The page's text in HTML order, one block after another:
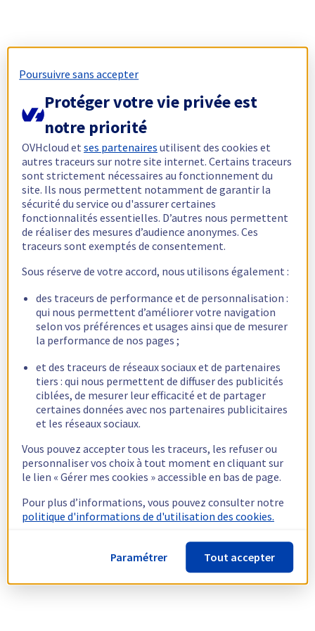
Poursuivre sans accepter
Protéger votre vie privée est
notre priorité
OVHcloud etses partenaires utilisent des cookies et
autres traceurs sur notre site internet. Certains traceurs
sont strictement nécessaires au fonctionnement du
site. Ils nous permettent notamment de garantir la
sécurité du service ou d'assurer certaines
fonctionnalités essentielles. D’autres nous permettent
de réaliser des mesures d’audience anonymes. Ces
traceurs sont exemptés de consentement.
Sous réserve de votre accord, nous utilisons également :
des traceurs de performance et de personnalisation :
qui nous permettent d’améliorer votre navigation
selon vos préférences et usages ainsi que de mesurer
la performance de nos pages ;
et des traceurs de réseaux sociaux et de partenaires
tiers : qui nous permettent de diffuser des publicités
ciblées, de mesurer leur efficacité et de partager
certaines données avec nos partenaires publicitaires
et les réseaux sociaux.
Vous pouvez accepter tous les traceurs, les refuser ou
personnaliser vos choix à tout moment en cliquant sur
le lien « Gérer mes cookies » accessible en bas de page.
Pour plus d’informations, vous pouvez consulter notre
politique d'informations de d'utilisation des cookies.
Paramétrer Tout accepter